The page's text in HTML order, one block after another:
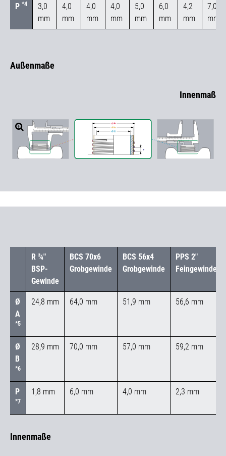
P *4
3,0
mm
4,0
mm
4,0
mm
4,0
mm
5,0
mm
6,0
mm
4,2
mm
7,0
mm
Außenmaße
Innenmaß
R ¾"
BSP-
Gewinde
BCS 70x6
Grobgewinde
BCS 56x4
Grobgewinde
PPS 2"
Feingewinde
Ø
A
*5
24,8 mm 64,0 mm 51,9 mm 56,6 mm
Ø
B
*6
28,9 mm 70,0 mm 57,0 mm 59,2 mm
P
*7
1,8 mm 6,0 mm 4,0 mm 2,3 mm
Innenmaße